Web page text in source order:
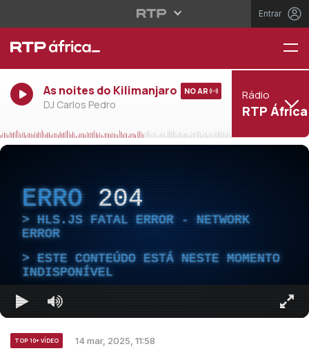
Entrar
As noites do Kilimanjaro
DJ Carlos Pedro
NO AR Rádio
RTP África
ERRO 204
HLS.JS FATAL ERROR - NETWORK
ERROR
ESTE CONTEÚDO ESTÁ NESTE MOMENTO
INDISPONÍVEL
TOP 10+ VÍDEO 14 mar, 2025, 11:58